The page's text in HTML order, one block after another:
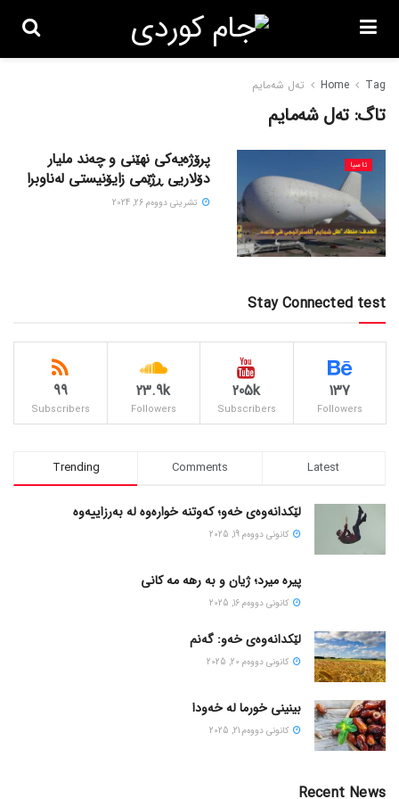
Home Tag تەل شەمایم
تاگ:تەل شەمایم
ئاسیا
پرۆژەیەکی نهێنی و چەند ملیار
دۆلاریی ڕژێمی زایۆنیستی لەناوبرا
تشرینی دووه‌م 26, 2024
Stay Connected test
137
Followers
205k
Subscribers
23.9k
Followers
99
Subscribers
Trending Comments Latest
لێکدانەوەی خەو؛ کەوتنە خوارەوە لە بەرزاییەوە
كانونی دووه‌م 19, 2025
پیره میرد؛ ژیان و به رهه مه کانی
كانونی دووه‌م 16, 2025
لێکدانەوەی خەو: گەنم
كانونی دووه‌م 20, 2025
بینینی خورما لە خەودا
كانونی دووه‌م 21, 2025
Recent News